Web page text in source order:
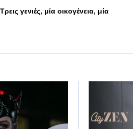
γενιές, μία οικογένεια, μία